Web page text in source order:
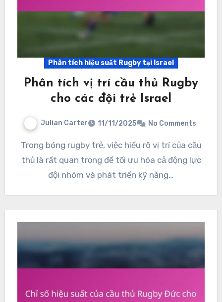
Phân tích hiệu suất Rugby tại Israel
Phân tích vị trí cầu thủ Rugby
cho các đội trẻ Israel
Julian Carter 11/11/2025 No Comments
Trong bóng rugby trẻ, việc hiểu rõ vị trí của cầu
thủ là rất quan trọng để tối ưu hóa cả động lực
đội nhóm và phát triển kỹ năng…